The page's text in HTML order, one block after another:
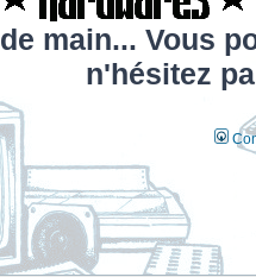
main... Vous
n'hésitez